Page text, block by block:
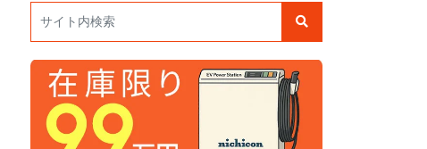
検索: